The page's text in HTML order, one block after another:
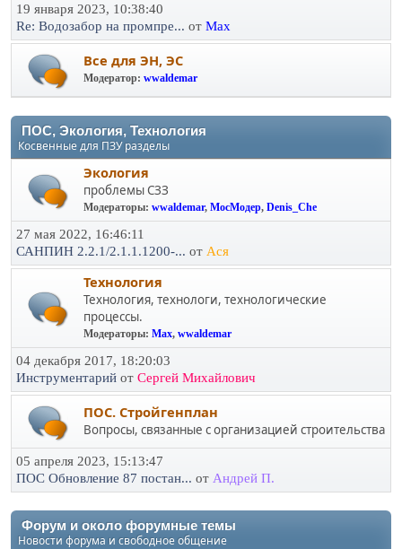
19 января 2023, 10:38:40
Re: Водозабор на промпре... от Max
Все для ЭН, ЭС
Модератор: wwaldemar
ПОС, Экология, Технология
Косвенные для ПЗУ разделы
Экология
проблемы СЗЗ
Модераторы: wwaldemar, МосМодер, Denis_Che
27 мая 2022, 16:46:11
САНПИН 2.2.1/2.1.1.1200-... от Ася
Технология
Технология, технологи, технологические
процессы.
Модераторы: Max, wwaldemar
04 декабря 2017, 18:20:03
Инструментарий от Сергей Михайлович
ПОС. Стройгенплан
Вопросы, связанные с организацией строительства
05 апреля 2023, 15:13:47
ПОС Обновление 87 постан... от Андрей П.
Форум и около форумные темы
Новости форума и свободное общение